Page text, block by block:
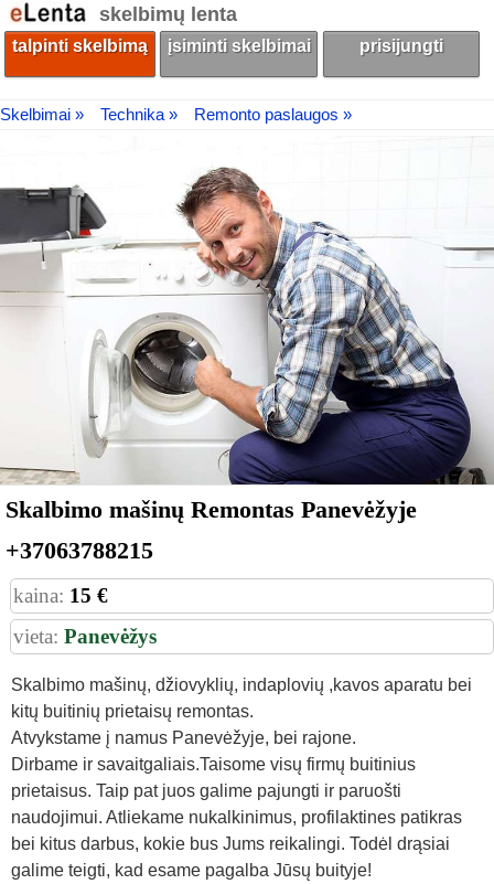
skelbimų lenta
talpinti skelbimą įsiminti skelbimai prisijungti
Skelbimai » Technika » Remonto paslaugos »
Skalbimo mašinų Remontas Panevėžyje
+37063788215
kaina: 15 €
vieta: Panevėžys
Skalbimo mašinų, džiovyklių, indaplovių ,kavos aparatu bei
kitų buitinių prietaisų remontas.
Atvykstame į namus Panevėžyje, bei rajone.
Dirbame ir savaitgaliais.Taisome visų firmų buitinius
prietaisus. Taip pat juos galime pajungti ir paruošti
naudojimui. Atliekame nukalkinimus, profilaktines patikras
bei kitus darbus, kokie bus Jums reikalingi. Todėl drąsiai
galime teigti, kad esame pagalba Jūsų buityje!